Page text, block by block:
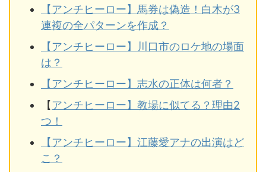
【アンチヒーロー】馬券は偽造！白木が3
連複の全パターンを作成？
【アンチヒーロー】川口市のロケ地の場面
は？
【アンチヒーロー】志水の正体は何者？
【アンチヒーロー】教場に似てる？理由2
つ！
【アンチヒーロー】江藤愛アナの出演はど
こ？